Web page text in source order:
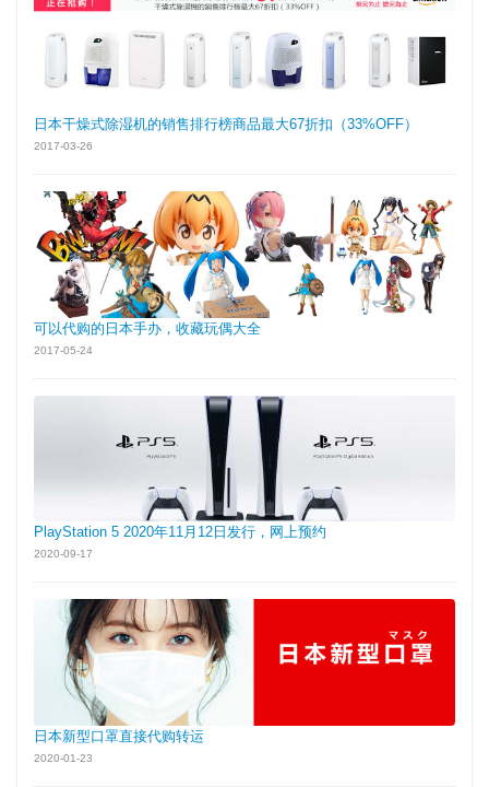
日本干燥式除湿机的销售排行榜商品最大67折扣（33%OFF）
2017-03-26
可以代购的日本手办，收藏玩偶大全
2017-05-24
PlayStation 5 2020年11月12日发行，网上预约
2020-09-17
日本新型口罩直接代购转运
2020-01-23